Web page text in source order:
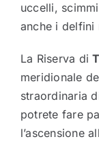
uccelli,
anche i delfini
La Riserva di
meridionale
straordinaria
potrete fare
l’ascensione